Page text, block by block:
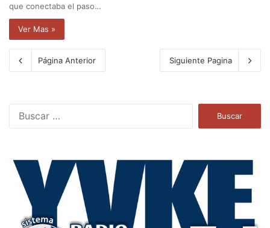
que conectaba el paso…
Ver Mas »
Página Anterior Siguiente Pagina
a